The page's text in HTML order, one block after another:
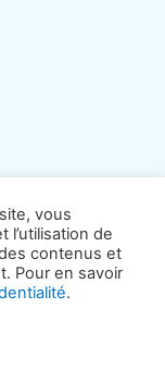
Montréal.
vous
l’utilisation de
contenus et
Pour en savoir
.